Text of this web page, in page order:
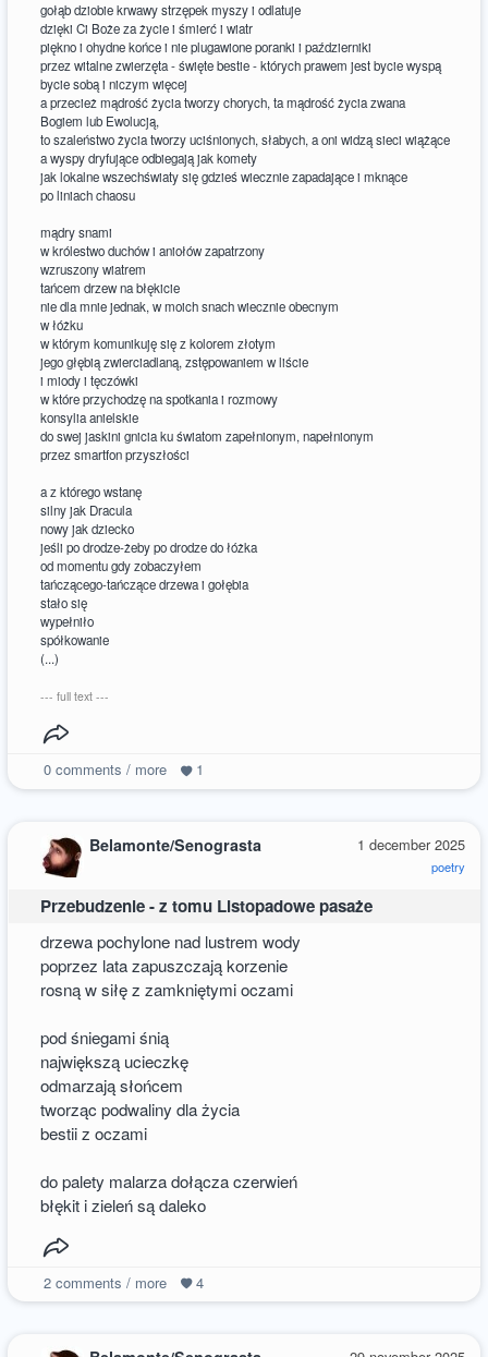
gołąb dziobie krwawy strzępek myszy i odlatuje
dzięki Ci Boże za życie i śmierć i wiatr
piękno i ohydne końce i nie plugawione poranki i październiki
przez witalne zwierzęta - święte bestie - których prawem jest bycie wyspą
bycie sobą i niczym więcej
a przecież mądrość życia tworzy chorych, ta mądrość życia zwana
Bogiem lub Ewolucją,
to szaleństwo życia tworzy uciśnionych, słabych, a oni widzą sieci wiążące
a wyspy dryfujące odbiegają jak komety
jak lokalne wszechświaty się gdzieś wiecznie zapadające i mknące
po liniach chaosu
mądry snami
w królestwo duchów i aniołów zapatrzony
wzruszony wiatrem
tańcem drzew na błękicie
nie dla mnie jednak, w moich snach wiecznie obecnym
w łóżku
w którym komunikuję się z kolorem złotym
jego głębią zwierciadlaną, zstępowaniem w liście
i miody i tęczówki
w które przychodzę na spotkania i rozmowy
konsylia anielskie
do swej jaskini gnicia ku światom zapełnionym, napełnionym
przez smartfon przyszłości
a z którego wstanę
silny jak Dracula
nowy jak dziecko
jeśli po drodze-żeby po drodze do łóżka
od momentu gdy zobaczyłem
tańczącego-tańczące drzewa i gołębia
stało się
wypełniło
spółkowanie
(...)
--- full text ---
0comments / more 1
1 december 2025
poetry
Belamonte/Senograsta
Przebudzenie - z tomu Listopadowe pasaże
drzewa pochylone nad lustrem wody
poprzez lata zapuszczają korzenie
rosną w siłę z zamkniętymi oczami
pod śniegami śnią
największą ucieczkę
odmarzają słońcem
tworząc podwaliny dla życia
bestii z oczami
do palety malarza dołącza czerwień
błękit i zieleń są daleko
2comments / more 4